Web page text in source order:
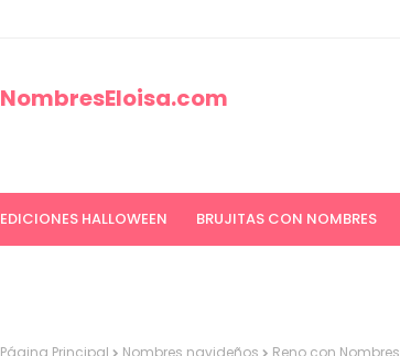
NombresEloisa.com
EDICIONES HALLOWEEN BRUJITAS CON NOMBRES
Página Principal Nombres navideños Reno con Nombres